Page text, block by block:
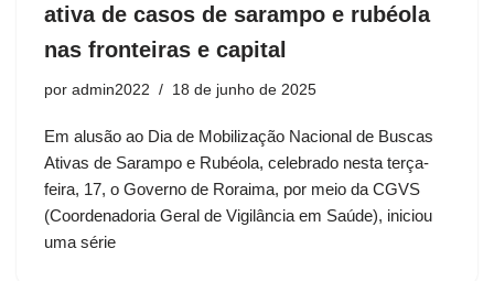
ativa de casos de sarampo e rubéola
nas fronteiras e capital
por admin2022 18 de junho de 2025
Em alusão ao Dia de Mobilização Nacional de Buscas
Ativas de Sarampo e Rubéola, celebrado nesta terça-
feira, 17, o Governo de Roraima, por meio da CGVS
(Coordenadoria Geral de Vigilância em Saúde), iniciou
uma série